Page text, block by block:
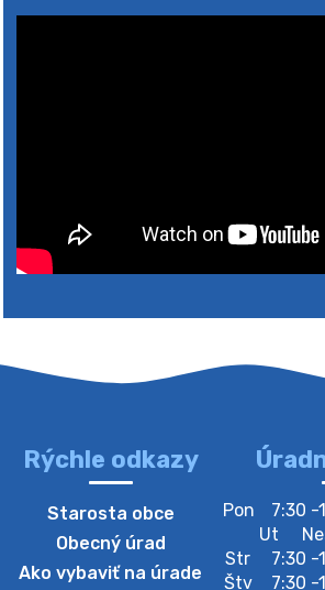
4. augusta 2026 10:05
Zberný dvor-Gyűjtőudvar
Oznamujeme obyvateľom, že v
bude zberný dvor zatvorený.
Rýchle odkazy
Starosta obce
Obecný úrad
Ako vybaviť na úrade
Pon
7:30 -
Ut
Str
7:30 -
Štv
7:30 -